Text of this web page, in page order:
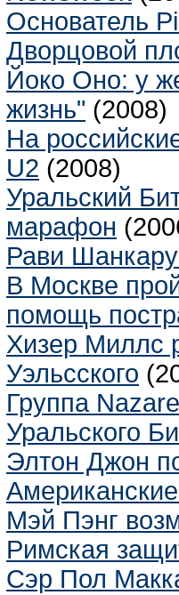
Основатель
Дворцовой
Йоко Оно: у
жизнь" (2008)
На
U2 (2008)
Уральский
марафон
Рави
В Москве
помощь
Хизер Миллс
Уэльсского
Группа
Уральского
Элтон Джон
Мэй Пэнг
Римская
Сэр Пол